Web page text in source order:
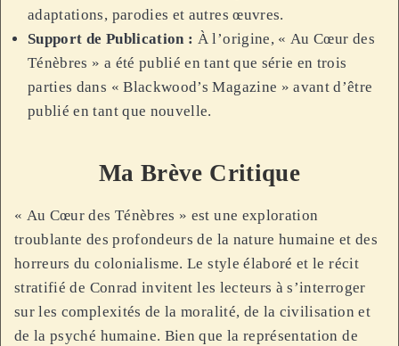
adaptations, parodies et autres œuvres.
Support de Publication : À l’origine, « Au Cœur des
Ténèbres » a été publié en tant que série en trois
parties dans « Blackwood’s Magazine » avant d’être
publié en tant que nouvelle.
Ma Brève Critique
« Au Cœur des Ténèbres » est une exploration
troublante des profondeurs de la nature humaine et des
horreurs du colonialisme. Le style élaboré et le récit
stratifié de Conrad invitent les lecteurs à s’interroger
sur les complexités de la moralité, de la civilisation et
de la psyché humaine. Bien que la représentation de